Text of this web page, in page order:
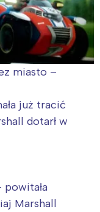
miasto –
już tracić
dotarł w
Marshall